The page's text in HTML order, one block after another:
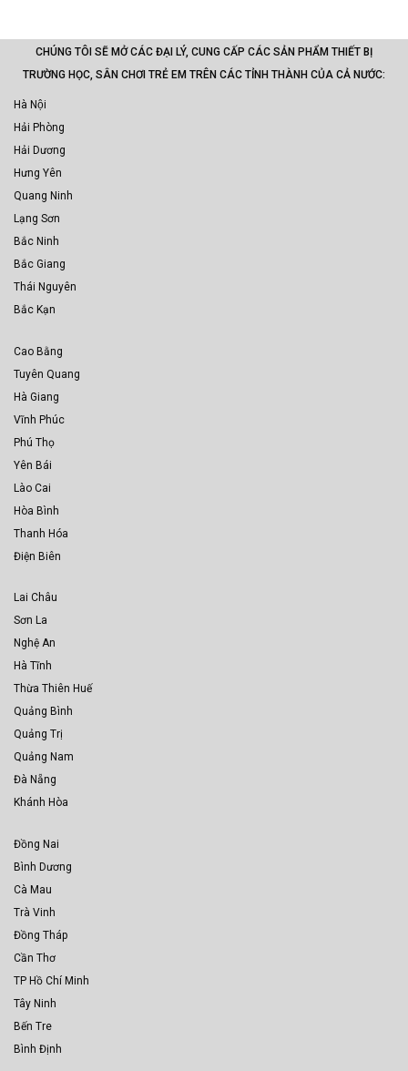
CHÚNG TÔI SẼ MỞ CÁC ĐẠI LÝ, CUNG CẤP CÁC SẢN PHẨM THIẾT BỊ
TRƯỜNG HỌC, SÂN CHƠI TRẺ EM TRÊN CÁC TỈNH THÀNH CỦA CẢ NƯỚC:
Hà Nội
Hải Phòng
Hải Dương
Hưng Yên
Quang Ninh
Lạng Sơn
Bắc Ninh
Bắc Giang
Thái Nguyên
Bắc Kạn
Cao Bằng
Tuyên Quang
Hà Giang
Vĩnh Phúc
Phú Thọ
Yên Bái
Lào Cai
Hòa Bình
Thanh Hóa
Điện Biên
Lai Châu
Sơn La
Nghệ An
Hà Tĩnh
Thừa Thiên Huế
Quảng Bình
Quảng Trị
Quảng Nam
Đà Nẵng
Khánh Hòa
Đồng Nai
Bình Dương
Cà Mau
Trà Vinh
Đồng Tháp
Cần Thơ
TP Hồ Chí Minh
Tây Ninh
Bến Tre
Bình Định